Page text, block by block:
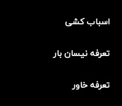
اسباب کشی
تعرفه نیسان بار
تعرفه خاور